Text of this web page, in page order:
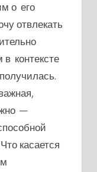
о его
отвлекать
контексте
—
касается